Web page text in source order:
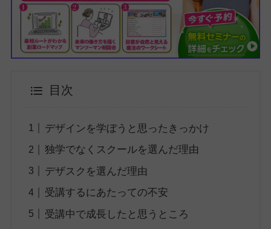
目次
デザインを学ぼうと思ったきっかけ
独学でなくスクールを選んだ理由
デザスクを選んだ理由
受講するにあたっての不安
受講中で成長したと思うところ